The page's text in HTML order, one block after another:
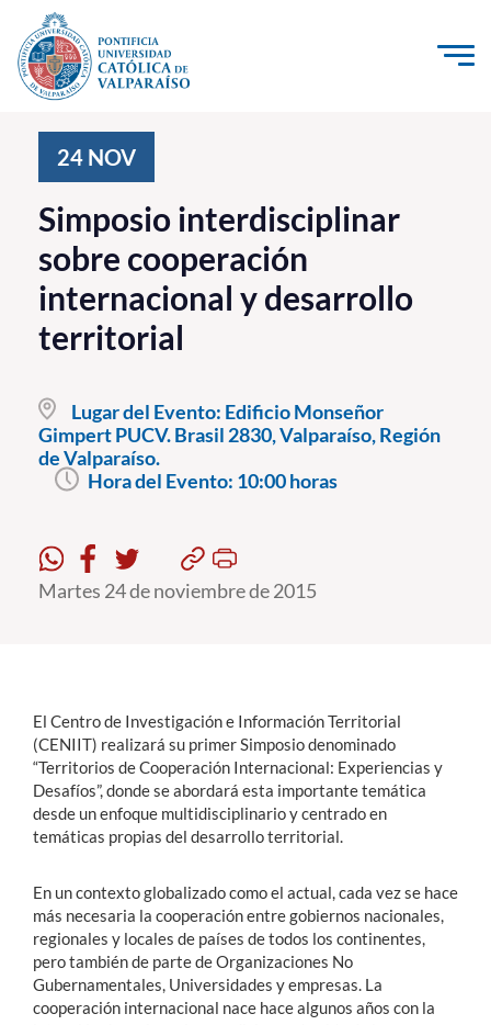
Click acá para ir directamente al contenido
Investigación, Creación e Innovación
PUCV Internacional
Vinculación con el Medio
Admisión
Pregrado
Postgrado
Formación Continua
Estudiantes
Académicos
English
24 NOV
Simposio interdisciplinar
sobre cooperación
internacional y desarrollo
territorial
Lugar del Evento: Edificio Monseñor
Gimpert PUCV. Brasil 2830, Valparaíso, Región
de Valparaíso.
Hora del Evento: 10:00 horas
Martes 24 de noviembre de 2015
El Centro de Investigación e Información Territorial
(CENIIT) realizará su primer Simposio denominado
“Territorios de Cooperación Internacional: Experiencias y
Desafíos”, donde se abordará esta importante temática
desde un enfoque multidisciplinario y centrado en
temáticas propias del desarrollo territorial.
En un contexto globalizado como el actual, cada vez se hace
más necesaria la cooperación entre gobiernos nacionales,
regionales y locales de países de todos los continentes,
pero también de parte de Organizaciones No
Gubernamentales, Universidades y empresas. La
cooperación internacional nace hace algunos años con la